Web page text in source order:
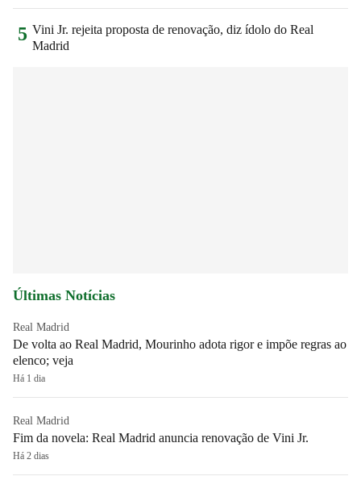
5 Vini Jr. rejeita proposta de renovação, diz ídolo do Real
Madrid
Últimas Notícias
Real Madrid
De volta ao Real Madrid, Mourinho adota rigor e impõe regras ao
elenco; veja
Há 1 dia
Real Madrid
Fim da novela: Real Madrid anuncia renovação de Vini Jr.
Há 2 dias